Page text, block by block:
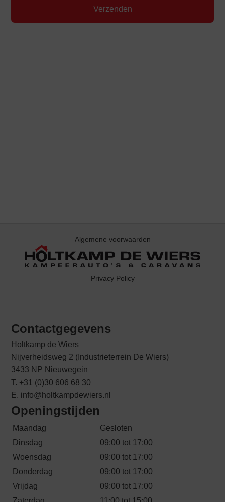
Algemene voorwaarden
Privacy Policy
Contactgegevens
Holtkamp de Wiers
Nijverheidsweg 2 (Industrieterrein De Wiers)
3433 NP Nieuwegein
T. +31 (0)30 606 68 30
E. info@holtkampdewiers.nl
Openingstijden
Maandag
Gesloten
Dinsdag
09:00 tot 17:00
Woensdag
09:00 tot 17:00
Donderdag
09:00 tot 17:00
Vrijdag
09:00 tot 17:00